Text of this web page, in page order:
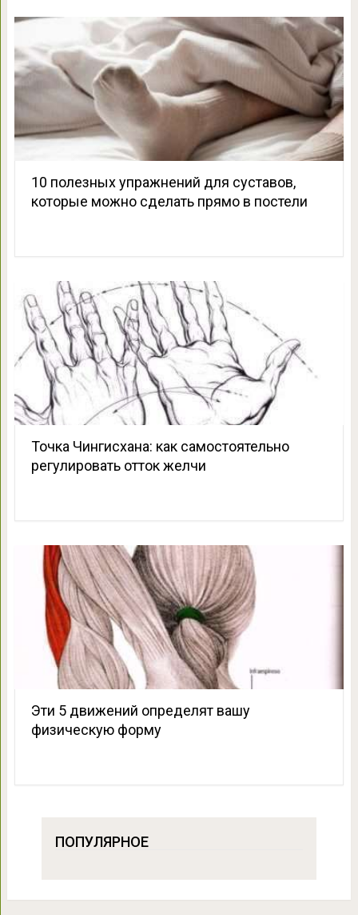
10 полезных упражнений для суставов,
которые можно сделать прямо в постели
Точка Чингисхана: как самостоятельно
регулировать отток желчи
Эти 5 движений определят вашу
физическую форму
ПОПУЛЯРНОЕ